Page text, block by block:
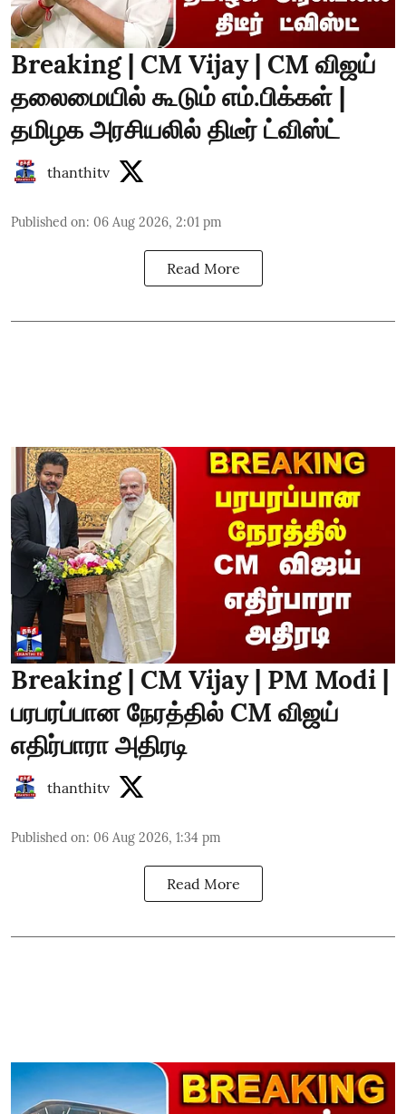
Breaking | CM Vijay | CM விஜய்
தலைமையில் கூடும் எம்.பிக்கள் |
தமிழக அரசியலில் திடீர் ட்விஸ்ட்
thanthitv
Published on: 06 Aug 2026, 2:01 pm
Read More
Breaking | CM Vijay | PM Modi |
பரபரப்பான நேரத்தில் CM விஜய்
எதிர்பாரா அதிரடி
thanthitv
Published on: 06 Aug 2026, 1:34 pm
Read More